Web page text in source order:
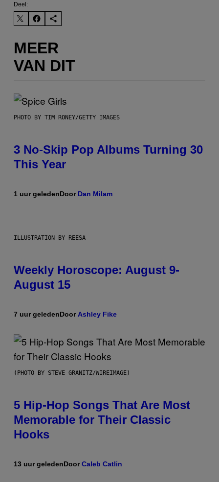
Deel:
MEER
VAN DIT
PHOTO BY TIM RONEY/GETTY IMAGES
3 No-Skip Pop Albums Turning 30
This Year
1 uur geledenDoor Dan Milam
ILLUSTRATION BY REESA
Weekly Horoscope: August 9-
August 15
7 uur geledenDoorAshley Fike
(PHOTO BY STEVE GRANITZ/WIREIMAGE)
5 Hip-Hop Songs That Are Most
Memorable for Their Classic
Hooks
13 uur geledenDoorCaleb Catlin